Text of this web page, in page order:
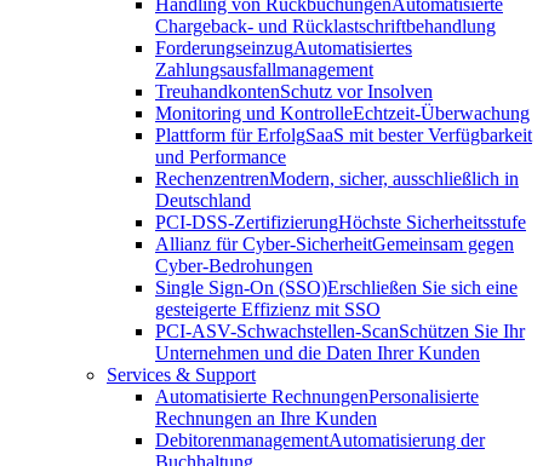
Handling von RückbuchungenAutomatisierte
Chargeback- und Rücklastschriftbehandlung
ForderungseinzugAutomatisiertes
Zahlungsausfallmanagement
TreuhandkontenSchutz vor Insolven
Monitoring und KontrolleEchtzeit-Überwachung
Plattform für ErfolgSaaS mit bester Verfügbarkeit
und Performance
RechenzentrenModern, sicher, ausschließlich in
Deutschland
PCI-DSS-ZertifizierungHöchste Sicherheitsstufe
Allianz für Cyber-SicherheitGemeinsam gegen
Cyber-Bedrohungen
Single Sign-On (SSO)Erschließen Sie sich eine
gesteigerte Effizienz mit SSO
PCI-ASV-Schwachstellen-ScanSchützen Sie Ihr
Unternehmen und die Daten Ihrer Kunden
Services & Support
Automatisierte RechnungenPersonalisierte
Rechnungen an Ihre Kunden
DebitorenmanagementAutomatisierung der
Buchhaltung